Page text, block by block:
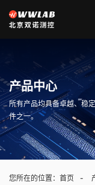
产品中心
所有产品均具备卓越、稳
件之一。
您所在的位置： 首页